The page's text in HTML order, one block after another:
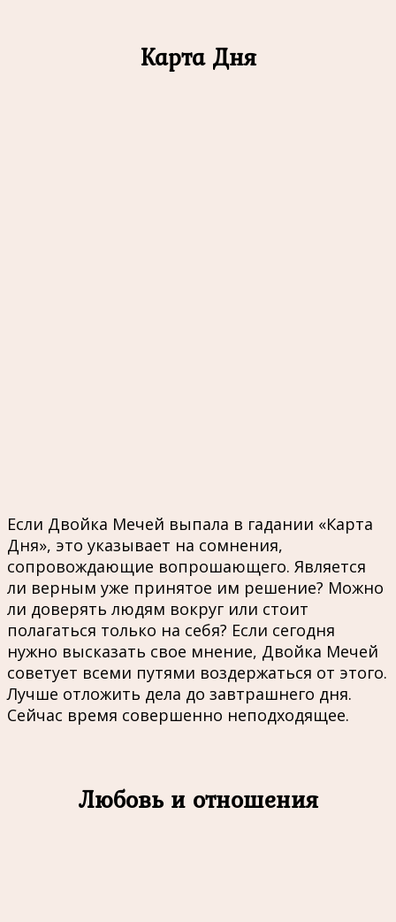
Карта Дня
Если Двойка Мечей выпала в гадании «Карта
Дня», это указывает на сомнения,
сопровождающие вопрошающего. Является
ли верным уже принятое им решение? Можно
ли доверять людям вокруг или стоит
полагаться только на себя? Если сегодня
нужно высказать свое мнение, Двойка Мечей
советует всеми путями воздержаться от этого.
Лучше отложить дела до завтрашнего дня.
Сейчас время совершенно неподходящее.
Любовь и отношения